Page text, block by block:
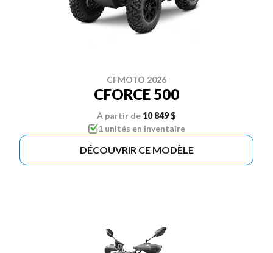
CFMOTO 2026
CFORCE 500
À partir de 10 849 $
1 unités en inventaire
DÉCOUVRIR CE MODÈLE